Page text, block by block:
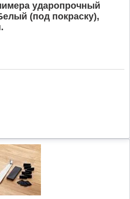
ударопрочный
(под покраску),